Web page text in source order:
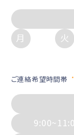
月
火
ご連絡希望時間帯